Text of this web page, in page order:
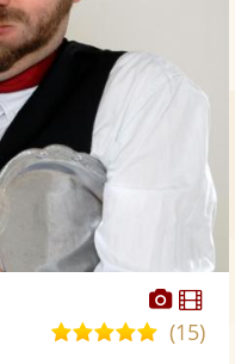
4,9(15)